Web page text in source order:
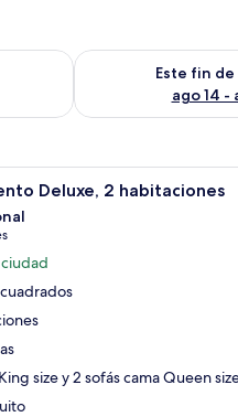
mañana ago 9 - ago 10
Este fin de
ago 14 -
Consulta la
una lámpara colgante, un
Una sala de
Deluxe, 2 habitaciones
ciudad
size y 2 sofás cama Queen